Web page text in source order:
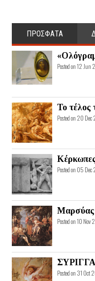
ΠΡΟΣΦΑΤΑ
Posted on 12
Το τέλος
Posted on 20
Posted on 05
Μαρσύας
Posted on 10
ΣΥΡΙΓΓΑ
Posted on 31 Oct